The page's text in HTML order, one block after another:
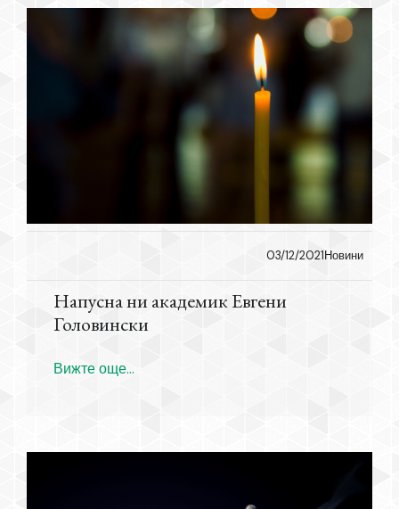
03/12/2021Новини
Напусна ни академик Евгени
Головински
Вижте още...